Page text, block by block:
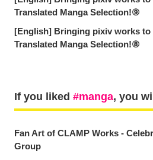
Translated Manga Selection!⑨
[English] Bringing pixiv works to
Translated Manga Selection!⑧
If you liked manga, you
Fan Art of CLAMP Works -
Group